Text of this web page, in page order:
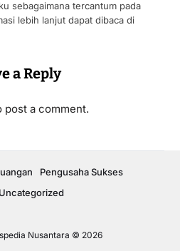
sebagaimana tercantum pada
lebih lanjut dapat dibaca di
a Reply
post a comment.
Nusantara © 2026
Pengusaha Sukses
Uncategorized